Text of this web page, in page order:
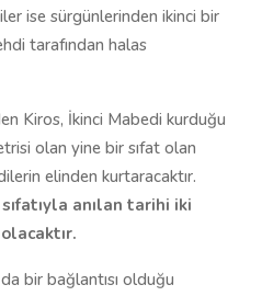
ise sürgünlerinden ikinci bir
tarafından halas
Kiros, İkinci Mabedi kurduğu
olan yine bir sıfat olan
elinden kurtaracaktır.
anılan tarihi iki
bir bağlantısı olduğu